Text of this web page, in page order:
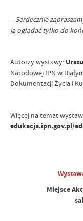
– Serdecznie
ją oglądać tylko do
Autorzy wystawy:
Narodowej IPN w
Dokumentacji Życia i
Więcej na temat
edukacja.ipn.gov.pl/
Miejsce